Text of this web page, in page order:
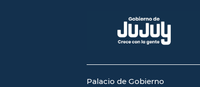
Palacio de Gobierno